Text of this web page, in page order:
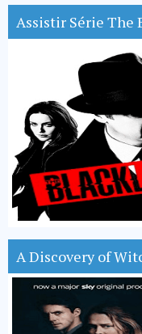
Assistir Série The
A Discovery of